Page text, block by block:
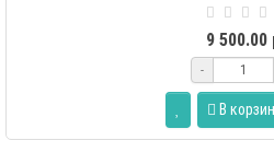
9 500.00
-
В